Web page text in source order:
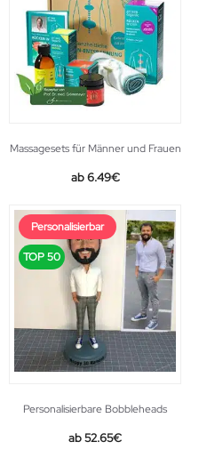
Massagesets für Männer und Frauen
6.49€
Personalisierbar
TOP 50
Personalisierbare Bobbleheads
52.65€